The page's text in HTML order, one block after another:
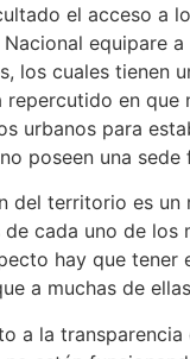
el acceso a
equipare
los cuales tienen
repercutido en que
urbanos para
poseen una
del territorio es un
de cada uno de
hay que tener
a muchas de
a la